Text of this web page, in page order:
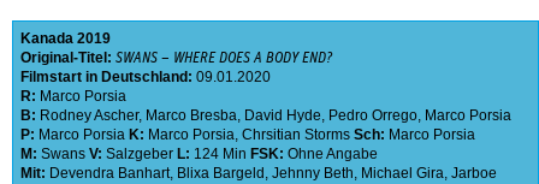
Kanada 2019
Original-Titel: SWANS – WHERE DOES A BODY END?
Filmstart in Deutschland: 09.01.2020
R: Marco Porsia
B: Rodney Ascher, Marco Bresba, David Hyde, Pedro Orrego, Marco Porsia
P: Marco Porsia K: Marco Porsia, Chrsitian Storms Sch: Marco Porsia
M: Swans V: Salzgeber L: 124 Min FSK: Ohne Angabe
Mit: Devendra Banhart, Blixa Bargeld , Jehnny Beth, Michael Gira, Jarboe